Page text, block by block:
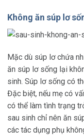
Không ăn súp lơ
Mặc dù súp lơ chứa
ăn súp lơ sống lại
sinh. Súp lơ sống có
Đặc biệt, nếu mẹ có
có thể làm tình trạng
sau sinh chỉ nên ăn
các tác dụng phụ